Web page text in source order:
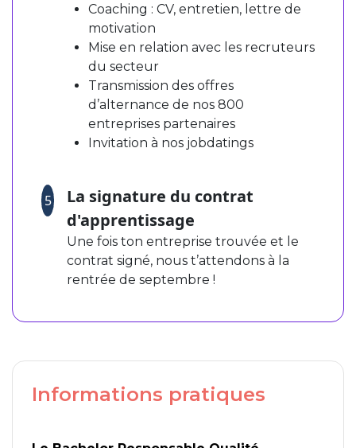
Coaching : CV, entretien, lettre de
motivation
Mise en relation avec les recruteurs
du secteur
Transmission des offres
d’alternance de nos 800
entreprises partenaires
Invitation à nos jobdatings
5
La signature du contrat
d'apprentissage
Une fois ton entreprise trouvée et le
contrat signé, nous t’attendons à la
rentrée de septembre !
Informations pratiques